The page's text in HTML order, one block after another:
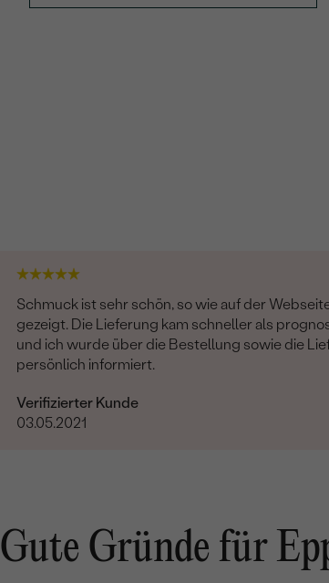
Schmuck ist sehr schön, so wie auf der
gezeigt. Die Lieferung kam schneller als
und ich wurde über die Bestellung sowie die
persönlich informiert.
Verifizierter Kunde
03.05.2021
Gute Gründe für